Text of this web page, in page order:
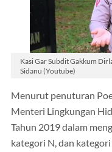
Kasi Gar Subdit Gakkum
Sidanu (Youtube)
Menurut penuturan
Menteri Lingkungan
Tahun 2019 dalam
kategori N, dan